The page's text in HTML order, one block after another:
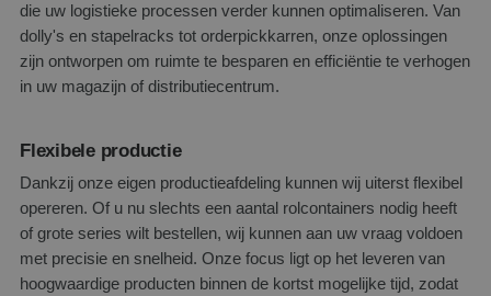
die uw logistieke processen verder kunnen optimaliseren. Van
dolly's en stapelracks tot orderpickkarren, onze oplossingen
zijn ontworpen om ruimte te besparen en efficiëntie te verhogen
in uw magazijn of distributiecentrum.
Flexibele productie
Dankzij onze eigen productieafdeling kunnen wij uiterst flexibel
opereren. Of u nu slechts een aantal rolcontainers nodig heeft
of grote series wilt bestellen, wij kunnen aan uw vraag voldoen
met precisie en snelheid. Onze focus ligt op het leveren van
hoogwaardige producten binnen de kortst mogelijke tijd, zodat